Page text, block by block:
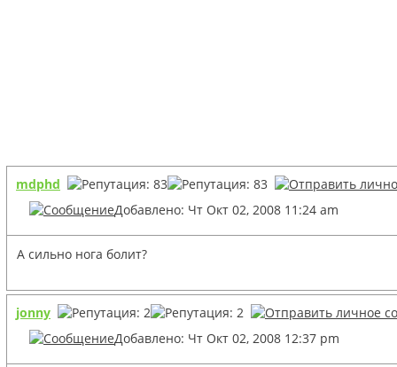
mdphd
Добавлено: Чт Окт 02, 2008 11:24 am
А сильно нога болит?
jonny
Добавлено: Чт Окт 02, 2008 12:37 pm